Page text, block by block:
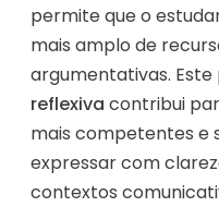
permite que o
mais amplo de
argumentativas.
reflexiva contribui
mais competentes e
expressar com
contextos